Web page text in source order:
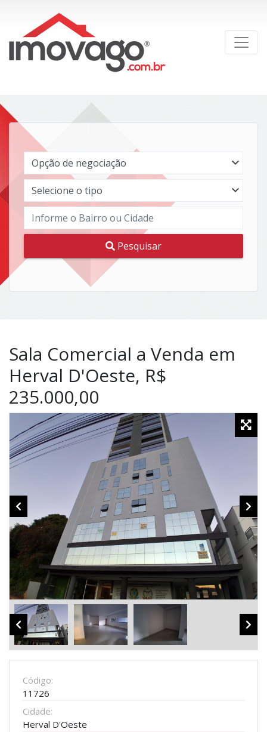
Pesquisar
Sala Comercial a Venda em
Herval D'Oeste, R$
235.000,00
Código:
11726
Cidade:
Herval D'Oeste